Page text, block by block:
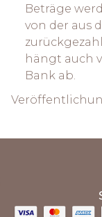
Beträge
von der aus
hängt auch
Bank ab.